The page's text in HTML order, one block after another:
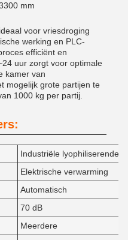
mm
voor vriesdroging
werking en PLC-
efficiënt en
uur zorgt voor optimale
kamer van
mogelijk grote partijen te
1000 kg per partij.
Industriële lyophiliserende
Elektrische verwarming
Automatisch
70 dB
Meerdere